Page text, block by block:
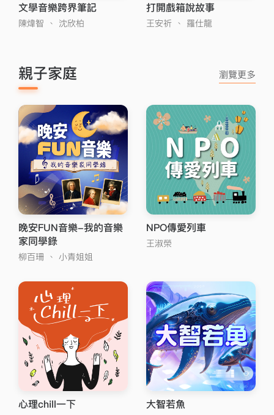
文學音樂跨界筆記
陳煒智 、 沈欣柏
打開戲箱說故事
王安祈 、 羅仕龍
親子家庭 瀏覽更多
晚安FUN音樂-我的音樂
家同學錄
柳百珊 、 小青姐姐
NPO傳愛列車
王淑榮
心理chill一下 大智若魚